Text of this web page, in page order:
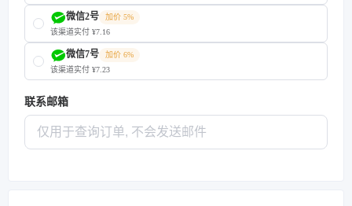
微信2号
加价 5%
该渠道实付 ¥7.16
微信7号
加价 6%
该渠道实付 ¥7.23
联系邮箱